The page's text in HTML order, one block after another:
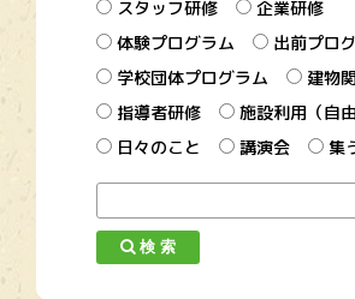
スタッフ研修
企業研修
体験プログラム
出前プロ
学校団体プログラム
建物
指導者研修
施設利用（自
日々のこと
講演会 集
検 索